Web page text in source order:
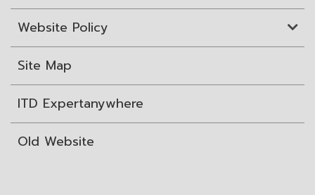
Website Policy
Site Map
ITD Expertanywhere
Old Website